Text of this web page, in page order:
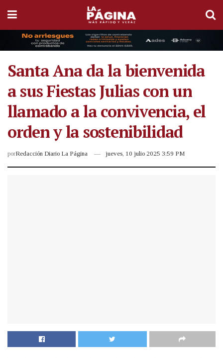
Santa Ana da la bienvenida
a sus Fiestas Julias con un
llamado a la convivencia, el
orden y la sostenibilidad
porRedacción Diario La Página jueves, 10 julio 2025 3:59 PM